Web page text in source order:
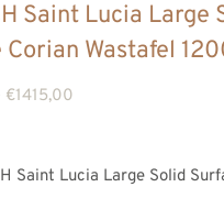
Saint Lucia Large
Corian Wastafel
€1415,00
Saint Lucia Large Solid